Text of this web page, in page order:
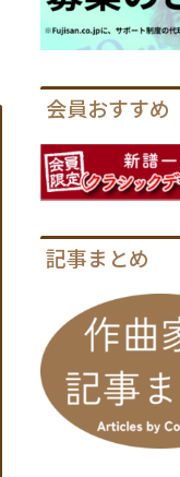
会員おすすめ
記事まとめ